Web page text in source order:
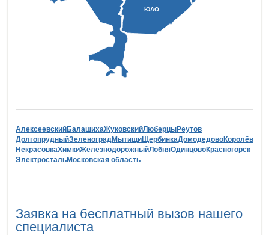
ЮАО
АлексеевскийБалашихаЖуковскийЛюберцыРеутов
ДолгопрудныйЗеленоградМытищиЩербинкаДомодедовоКоролёв
НекрасовкаХимкиЖелезнодорожныйЛобняОдинцовоКрасногорск
ЭлектростальМосковская область
Заявка на бесплатный вызов нашего
специалиста